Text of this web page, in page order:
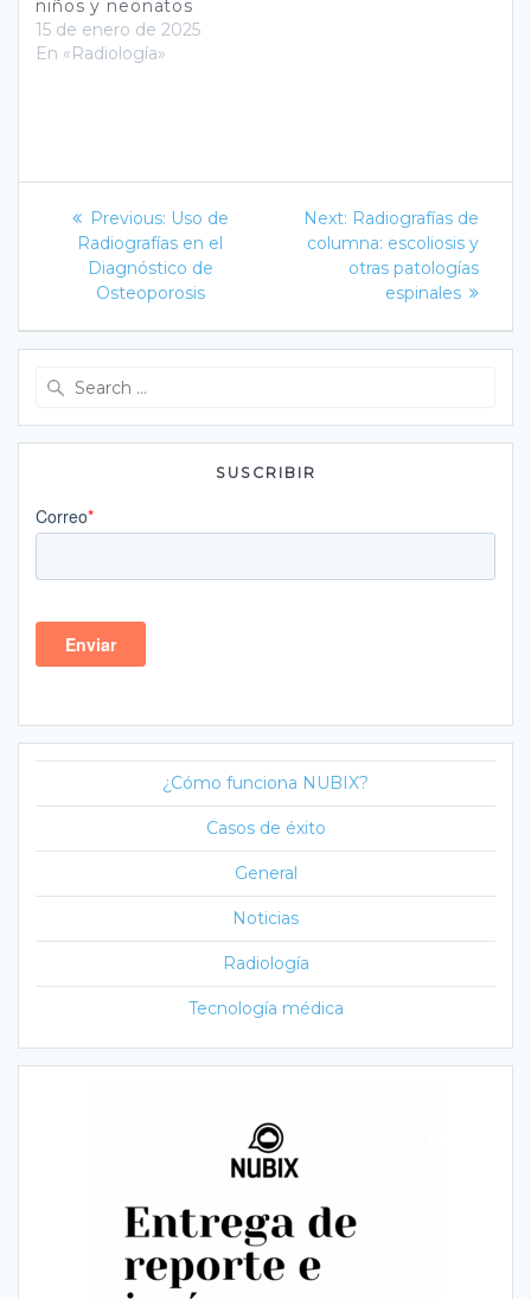
niños y neonatos
15 de enero de 2025
En «Radiología»
Navegación
entradas
Previous: Previous
post:
Uso de
Radiografías en el
Diagnóstico de
Osteoporosis
Next: Next
post:
Radiografías de
columna: escoliosis y
otras patologías
espinales
SUSCRIBIR
¿Cómo funciona NUBIX?
Casos de éxito
General
Noticias
Radiología
Tecnología médica